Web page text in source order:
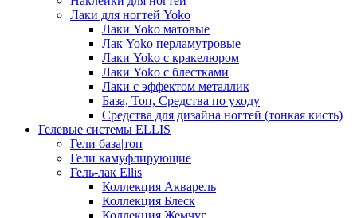
Лаки для ногтей Yoko
Лаки Yoko матовые
Лак Yoko перламутровые
Лаки Yoko с кракелюром
Лаки Yoko с блестками
Лаки с эффектом металлик
База, Топ, Средства по уходу
Средства для дизайна ногтей (тонкая кисть)
Гелевые системы ELLIS
Гели база|топ
Гели камуфлирующие
Гель-лак Ellis
Коллекция Акварель
Коллекция Блеск
Коллекция Жемчуг